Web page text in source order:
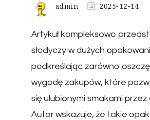
admin 2025-12-14
Artykuł kompleksowo
słodyczy w dużych
podkreślając zarówno
wygodę zakupów, które
się ulubionymi smakami przez
Autor wskazuje, że takie